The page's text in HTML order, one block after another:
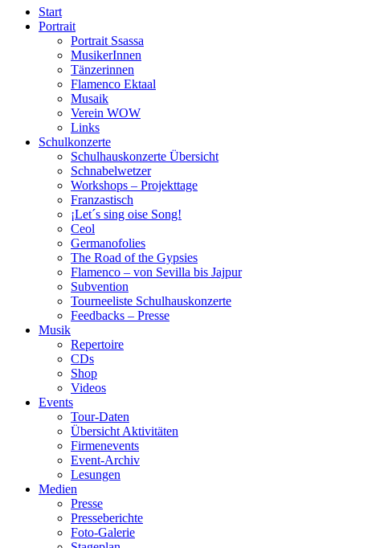
Start
Portrait
Portrait Ssassa
MusikerInnen
Tänzerinnen
Flamenco Ektaal
Musaik
Verein WOW
Links
Schulkonzerte
Schulhauskonzerte Übersicht
Schnabelwetzer
Workshops – Projekttage
Franzastisch
¡Let´s sing oise Song!
Ceol
Germanofolies
The Road of the Gypsies
Flamenco – von Sevilla bis Jajpur
Subvention
Tourneeliste Schulhauskonzerte
Feedbacks – Presse
Musik
Repertoire
CDs
Shop
Videos
Events
Tour-Daten
Übersicht Aktivitäten
Firmenevents
Event-Archiv
Lesungen
Medien
Presse
Presseberichte
Foto-Galerie